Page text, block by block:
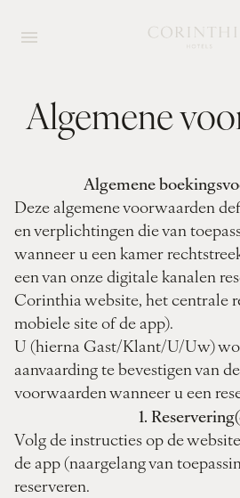
Algemene
Algemene
Deze algemene voorwaarden
en verplichtingen die van
wanneer u een kamer
een van onze digitale kanalen
Corinthia website, het centrale
mobiele site of de app).
U (hierna Gast/Klant/U/Uw)
aanvaarding te bevestigen van
voorwaarden wanneer u een
1.
Volg de instructies op de
de app (naargelang van
reserveren.